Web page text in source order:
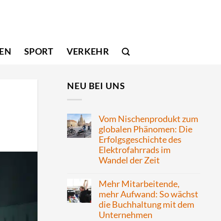
SPORT VERKEHR
NEU BEI UNS
Vom Nischenprodukt zum
globalen Phänomen: Die
Erfolgsgeschichte des
Elektrofahrrads im
Wandel der Zeit
Mehr Mitarbeitende,
mehr Aufwand: So wächst
die Buchhaltung mit dem
Unternehmen